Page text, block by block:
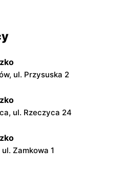
ul. Przysuska 2
ul. Rzeczyca 24
ul. Zamkowa 1